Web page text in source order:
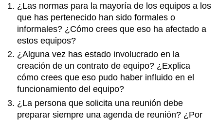
¿Las normas para la mayoría de los equipos a los
que has pertenecido han sido formales o
informales? ¿Cómo crees que eso ha afectado a
estos equipos?
¿Alguna vez has estado involucrado en la
creación de un contrato de equipo? ¿Explica
cómo crees que eso pudo haber influido en el
funcionamiento del equipo?
¿La persona que solicita una reunión debe
preparar siempre una agenda de reunión? ¿Por